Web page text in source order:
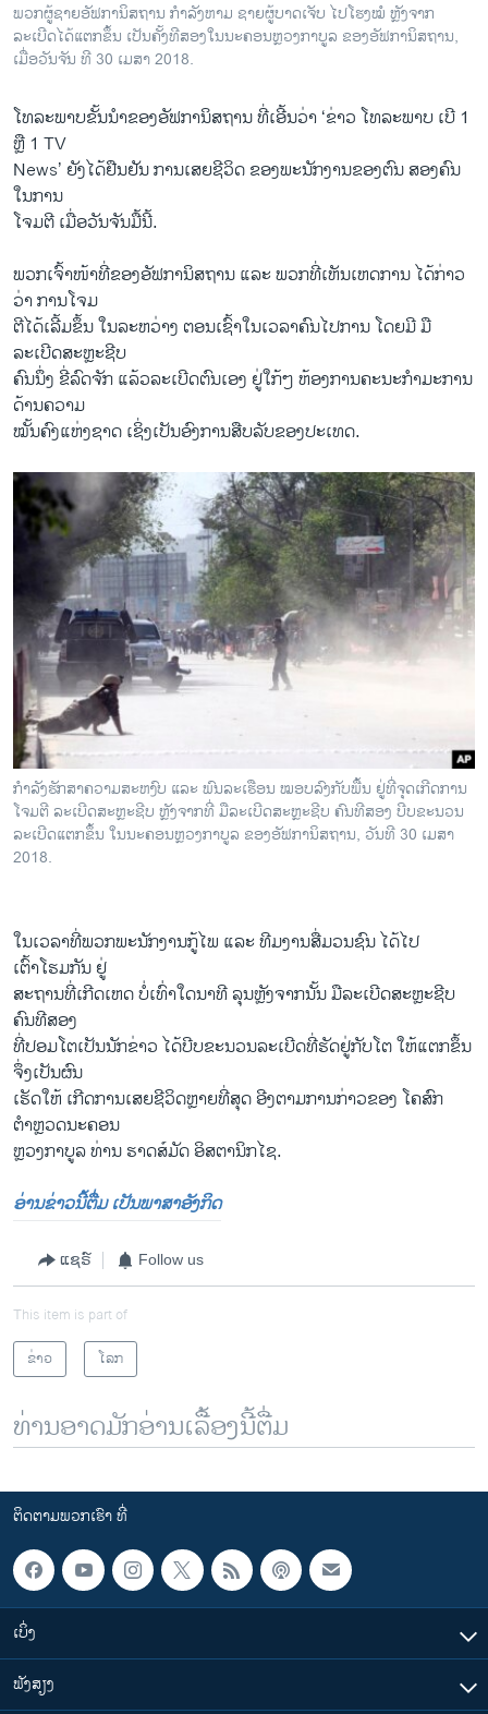
ພວກຜູ້ຊາຍອັຟການິສຖານ ກຳລັງຫາມ ຊາຍຜູ້ບາດເຈັບ ໄປໂຮງໝໍ ຫຼັງຈາກ
ລະເບີດໄດ້ແຕກຂຶ້ນ ເປັນຄັ້ງທີສອງໃນນະຄອນຫຼວງກາບູລ ຂອງອັຟການິສຖານ,
ເມື່ອວັນຈັນ ທີ 30 ເມສາ 2018.
ໂທລະພາບຂັ້ນນຳຂອງອັຟການິສຖານ ທີ່ເອີ້ນວ່າ ‘ຂ່າວ ໂທລະພາບ ເບີ 1
ຫຼື 1 TV
News’ ຍັງໄດ້ຢືນຢັນ ການເສຍຊີວິດ ຂອງພະນັກງານຂອງຕົນ ສອງຄົນ
ໃນການ
ໂຈມຕີ ເມື່ອວັນຈັນມື້ນີ້.
ພວກເຈົ້າໜ້າທີ່ຂອງອັຟການິສຖານ ແລະ ພວກທີ່ເຫັນເຫດການ ໄດ້ກ່າວ
ວ່າ ການໂຈມ
ຕີໄດ້ເລີ້ມຂຶ້ນ ໃນລະຫວ່າງ ຕອນເຊົ້າໃນເວລາຄົນໄປການ ໂດຍມີ ມື
ລະເບີດສະຫຼະຊີບ
ຄົນນຶ່ງ ຂີ່ລົດຈັກ ແລ້ວລະເບີດຕົນເອງ ຢູ່ໃກ້ໆ ຫ້ອງການຄະນະກຳມະການ
ດ້ານຄວາມ
ໝັ້ນຄົງແຫ່ງຊາດ ເຊິ່ງເປັນອົງການສືບລັບຂອງປະເທດ.
ກຳລັງຮັກສາຄວາມສະຫງົບ ແລະ ພົນລະເຮືອນ ໝອບລົງກັບພື້ນ ຢູ່ທີ່ຈຸດເກີດການ
ໂຈມຕີ ລະເບີດສະຫຼະຊີບ ຫຼັງຈາກທີ່ ມືລະເບີດສະຫຼະຊີບ ຄົນທີສອງ ບີບຂະນວນ
ລະເບີດແຕກຂຶ້ນ ໃນນະຄອນຫຼວງກາບູລ ຂອງອັຟການິສຖານ, ວັນທີ 30 ເມສາ
2018.
ໃນເວລາທີ່ພວກພະນັກງານກູ້ໄພ ແລະ ທີມງານສື່ມວນຊົນ ໄດ້ໄປ
ເຕົ້າໂຮມກັນ ຢູ່
ສະຖານທີ່ເກີດເຫດ ບໍ່ເທົ່າໃດນາທີ ລຸນຫຼັງຈາກນັ້ນ ມືລະເບີດສະຫຼະຊີບ
ຄົນທີສອງ
ທີ່ປອມໂຕເປັນນັກຂ່າວ ໄດ້ບີບຂະນວນລະເບີດທີ່ຮັດຢູ່ກັບໂຕ ໃຫ້ແຕກຂຶ້ນ
ຈຶ່ງເປັນຜົນ
ເຮັດໃຫ້ ເກີດການເສຍຊີວິດຫຼາຍທີ່ສຸດ ອີງຕາມການກ່າວຂອງ ໂຄສົກ
ຕຳຫຼວດນະຄອນ
ຫຼວງກາບູລ ທ່ານ ຮາດສ໌ມັດ ອິສຕານິກໄຊ.
ອ່ານຂ່າວນີ້ຕື່ມ ເປັນພາສາອັງກິດ
ແຊຣ໌ Follow us
This item is part of
ຂ່າວ
ໂລກ
ທ່ານອາດມັກອ່ານເລື້ອງນີ້ຕື່ມ
ຕິດຕາມພວກເຮົາ ທີ່
ເບິ່ງ
ຟັງສຽງ